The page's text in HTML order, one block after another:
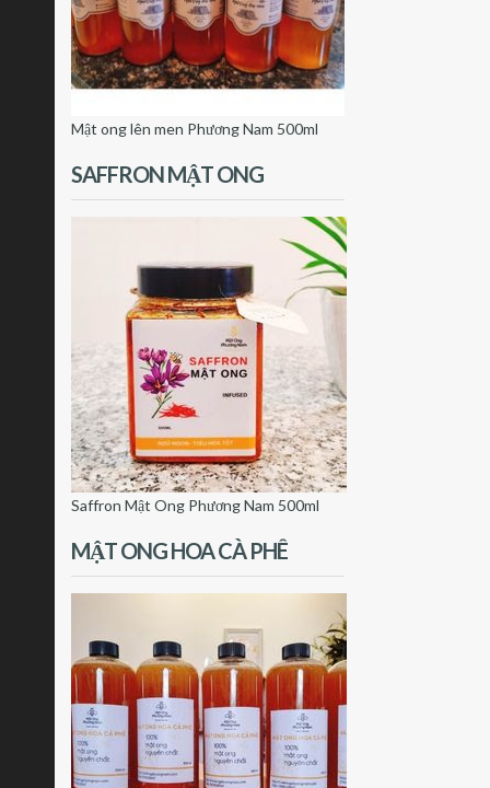
Mật ong lên men Phương Nam 500ml
SAFFRON MẬT ONG
Saffron Mật Ong Phương Nam 500ml
MẬT ONG HOA CÀ PHÊ